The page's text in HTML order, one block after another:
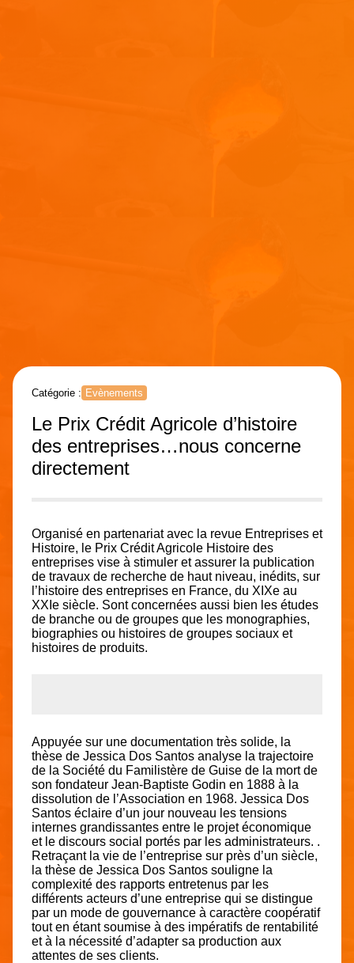
Catégorie : Evènements
Le Prix Crédit Agricole d’histoire
des entreprises…nous concerne
directement
Organisé en partenariat avec la revue Entreprises et
Histoire, le Prix Crédit Agricole Histoire des
entreprises vise à stimuler et assurer la publication
de travaux de recherche de haut niveau, inédits, sur
l’histoire des entreprises en France, du XIXe au
XXIe siècle. Sont concernées aussi bien les études
de branche ou de groupes que les monographies,
biographies ou histoires de groupes sociaux et
histoires de produits.
Appuyée sur une documentation très solide, la
thèse de Jessica Dos Santos analyse la trajectoire
de la Société du Familistère de Guise de la mort de
son fondateur Jean-Baptiste Godin en 1888 à la
dissolution de l’Association en 1968. Jessica Dos
Santos éclaire d’un jour nouveau les tensions
internes grandissantes entre le projet économique
et le discours social portés par les administrateurs. .
Retraçant la vie de l’entreprise sur près d’un siècle,
la thèse de Jessica Dos Santos souligne la
complexité des rapports entretenus par les
différents acteurs d’une entreprise qui se distingue
par un mode de gouvernance à caractère coopératif
tout en étant soumise à des impératifs de rentabilité
et à la nécessité d’adapter sa production aux
attentes de ses clients.